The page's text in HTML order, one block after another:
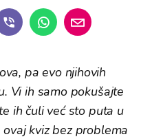
pa evo njihovih
Vi ih samo pokušajte
ih čuli već sto puta u
kviz bez problema